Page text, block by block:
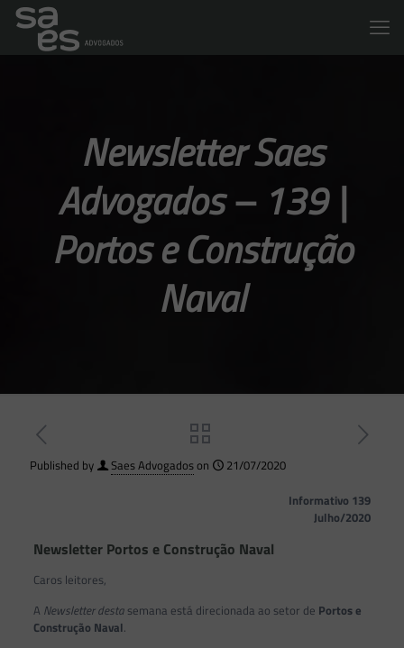
Newsletter Saes
Advogados – 139 |
Portos e Construção
Naval
Published by Saes Advogadoson
21/07/2020
Informativo 139
Julho/2020
Newsletter Portos e Construção Naval
Caros leitores,
A Newsletter destasemana está direcionada ao setor de Portos e
Construção Naval.